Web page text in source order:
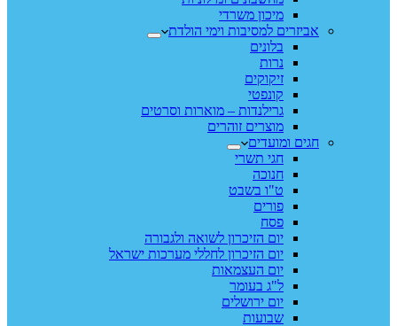
מיכון משרדי
אביזרים למסיבות וימי הולדת
בלונים
נרות
זיקוקים
קונפטי
גרילנדות – מוארות וסרטים
מוצרים זוהרים
חגים ומועדים
חגי תשרי
חנוכה
ט"ו בשבט
פורים
פסח
יום הזיכרון לשואה ולגבורה
יום הזיכרון לחללי מערכות ישראל
יום העצמאות
ל"ג בעומר
יום ירושלים
שבועות